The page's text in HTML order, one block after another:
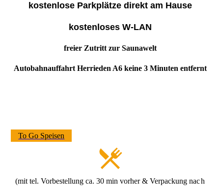
kostenlose Parkplätze direkt am Hause
kostenloses W-LAN
freier Zutritt zur Saunawelt
Autobahnauffahrt Herrieden A6 keine 3 Minuten entfernt
To Go Speisen
(mit tel. Vorbestellung ca. 30 min vorher & Verpackung nach